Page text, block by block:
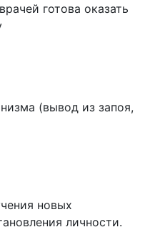
готова оказать
(вывод из запоя,
новых
личности.